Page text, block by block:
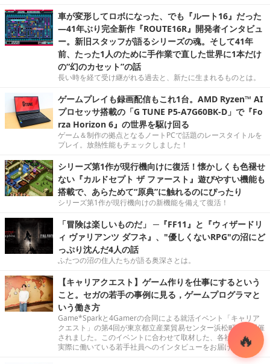
車が変形してロボになった、でも『ルート16』だった
―41年ぶり完全新作『ROUTE16R』開発者インタビュ
ー。新旧スタッフが語るシリーズの魂。そして41年
前、たった1人のために手作業で直した世界に1本だけ
の“幻のカセット”の話
長い時を経て受け継がれる過去と、新たに生まれるものとは。
ゲームプレイも録画配信もこれ1台。AMD Ryzen™ AI
プロセッサ搭載の「G TUNE P5-A7G60BK-D」で『Fo
rza Horizon 6』の世界を駆け回る
ゲーム＆制作の拠点となるノートPCで話題のレースタイトルを
プレイ。放熱性能もチェックしました！
シリーズ第1作が現行機向けに復活！懐かしくも色褪せ
ない『カルドセプト ザ ファースト』遊びやすい機能も
搭載で、あらためて“原典”に触れるのにぴったり
シリーズ第1作が現行機向けの新機能を備えて復活！
「冒険は楽しいものだ」 ─『FF11』と『ウィザードリ
ィ ヴァリアンツ ダフネ』、"優しくないRPG"の沼にど
っぷり沈んだ4人の話
ふたつの沼の住人たちが語る奥深さとは。
【キャリアクエスト】ゲーム作りを仕事にするという
こと。セガの若手の事例に見る，ゲームプログラマと
いう働き方
Game*Sparkと4Gamerの合同による就活イベント「キャリア
クエスト」の第4回が東京都立産業貿易センター浜松町館で開催
されました。このイベントに合わせて取材した、各社の現場で
実際に働いている若手社員へのインタビューをお届けします。